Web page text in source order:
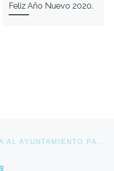
Feliz Año Nuevo 2020.
entradas